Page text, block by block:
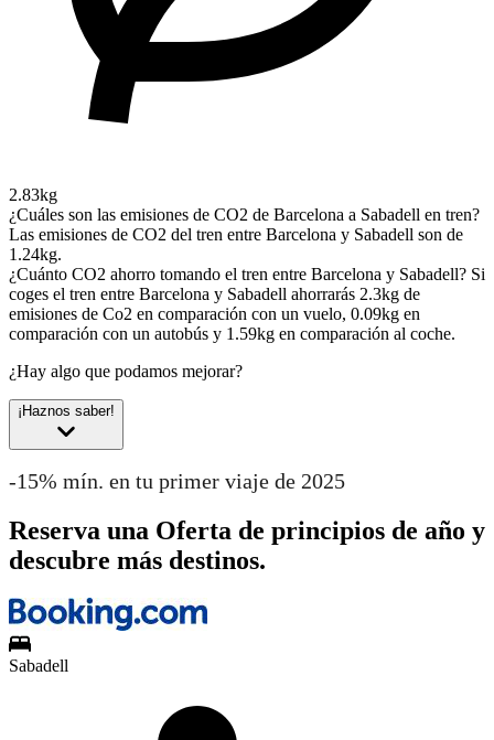
2.83kg
¿Cuáles son las emisiones de CO2 de Barcelona a Sabadell en tren?
Las emisiones de CO2 del tren entre Barcelona y Sabadell son de
1.24kg.
¿Cuánto CO2 ahorro tomando el tren entre Barcelona y Sabadell? Si
coges el tren entre Barcelona y Sabadell ahorrarás 2.3kg de
emisiones de Co2 en comparación con un vuelo, 0.09kg en
comparación con un autobús y 1.59kg en comparación al coche.
¿Hay algo que podamos mejorar?
¡Haznos saber!
-15% mín. en tu primer viaje de 2025
Reserva una Oferta de principios de año y
descubre más destinos.
Sabadell